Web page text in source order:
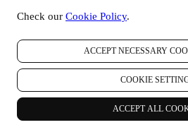
Check our Cookie Policy.
ACCEPT NECESSARY
COOKIE
ACCEPT ALL
assinar as nossas comunicações
gostar. Não haverá outros efeitos.
sujeito ao seu consentimento. Se
informações sejam usadas para
comunicações com base em
informações sobre suas ações
dos cookies (no entanto, lembre-
necessários para o uso o site). No